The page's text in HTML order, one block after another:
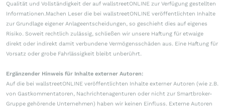
Qualität und Vollständigkeit der auf wallstreetONLINE zur Verfügung gestellten
Informationen.Machen Leser die bei wallstreetONLINE veröffentlichten Inhalte
zur Grundlage eigener Anlageentscheidungen, so geschieht dies auf eigenes
Risiko. Soweit rechtlich zulässig, schließen wir unsere Haftung für etwaige
direkt oder indirekt damit verbundene Vermögensschäden aus. Eine Haftung für
Vorsatz oder grobe Fahrlässigkeit bleibt unberührt.
Ergänzender Hinweis für Inhalte externer Autoren:
Auf die bei wallstreetONLINE veröffentlichten Inhalte externer Autoren (wie z.B.
von Gastkommentatoren, Nachrichtenagenturen oder nicht zur Smartbroker-
Gruppe gehörende Unternehmen) haben wir keinen Einfluss. Externe Autoren